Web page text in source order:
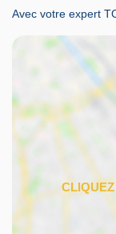
Avec votre expert